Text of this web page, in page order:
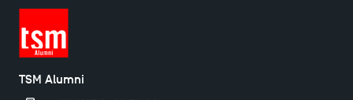
Ouverture des candidatures en Master pour 2024-
2025
TSM Alumni